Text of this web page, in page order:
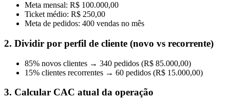
Meta mensal: R$ 100.000,00
Ticket médio: R$ 250,00
Meta de pedidos: 400 vendas no mês
2. Dividir por perfil de cliente (novo vs recorrente)
85% novos clientes → 340 pedidos (R$ 85.000,00)
15% clientes recorrentes → 60 pedidos (R$ 15.000,00)
3. Calcular CAC atual da operação